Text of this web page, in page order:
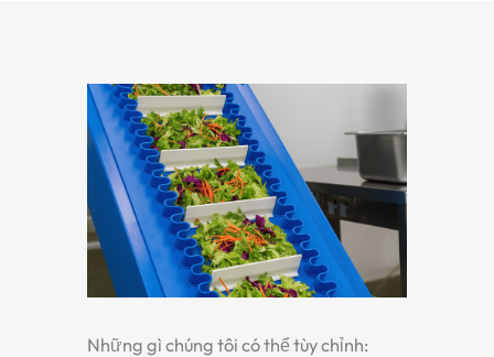
Những gì chúng tôi có thể tùy chỉnh: